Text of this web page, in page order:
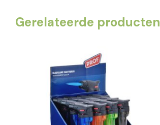
Gerelateerde producten